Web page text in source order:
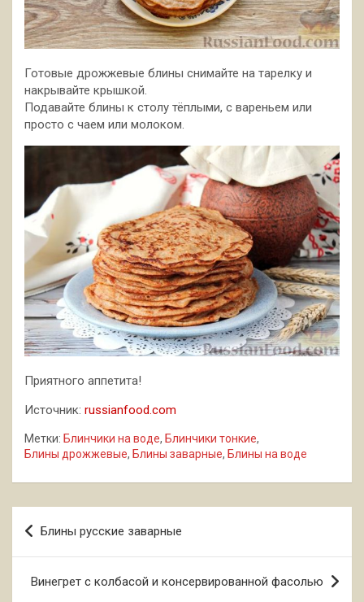
Готовые дрожжевые блины снимайте на тарелку и
накрывайте крышкой.
Подавайте блины к столу тёплыми, с вареньем или
просто с чаем или молоком.
Приятного аппетита!
Источник: russianfood.com
Метки: Блинчики на воде, Блинчики тонкие,
Блины дрожжевые, Блины заварные, Блины на воде
Навигация
по
записям
Блины русские заварные
Винегрет с колбасой и консервированной фасолью